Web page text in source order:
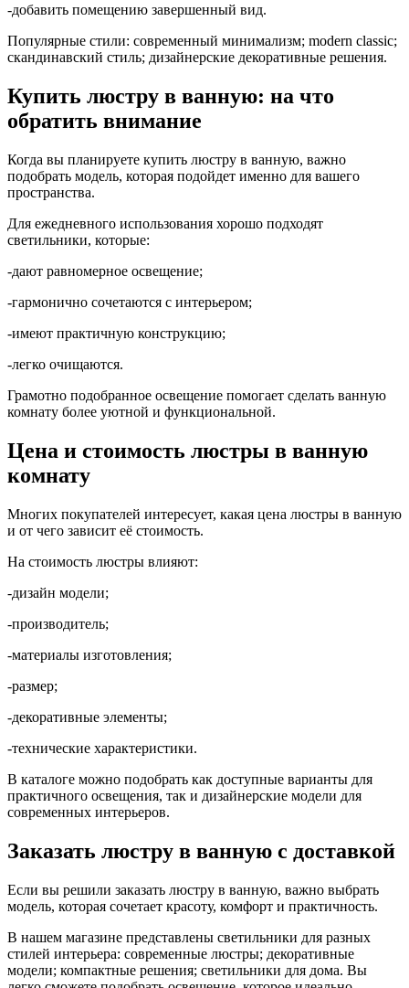
-добавить помещению завершенный вид.
Популярные стили: современный минимализм; modern classic;
скандинавский стиль; дизайнерские декоративные решения.
Купить люстру в ванную: на что
обратить внимание
Когда вы планируете купить люстру в ванную, важно
подобрать модель, которая подойдет именно для вашего
пространства.
Для ежедневного использования хорошо подходят
светильники, которые:
-дают равномерное освещение;
-гармонично сочетаются с интерьером;
-имеют практичную конструкцию;
-легко очищаются.
Грамотно подобранное освещение помогает сделать ванную
комнату более уютной и функциональной.
Цена и стоимость люстры в ванную
комнату
Многих покупателей интересует, какая цена люстры в ванную
и от чего зависит её стоимость.
На стоимость люстры влияют:
-дизайн модели;
-производитель;
-материалы изготовления;
-размер;
-декоративные элементы;
-технические характеристики.
В каталоге можно подобрать как доступные варианты для
практичного освещения, так и дизайнерские модели для
современных интерьеров.
Заказать люстру в ванную с доставкой
Если вы решили заказать люстру в ванную, важно выбрать
модель, которая сочетает красоту, комфорт и практичность.
В нашем магазине представлены светильники для разных
стилей интерьера: современные люстры; декоративные
модели; компактные решения; светильники для дома. Вы